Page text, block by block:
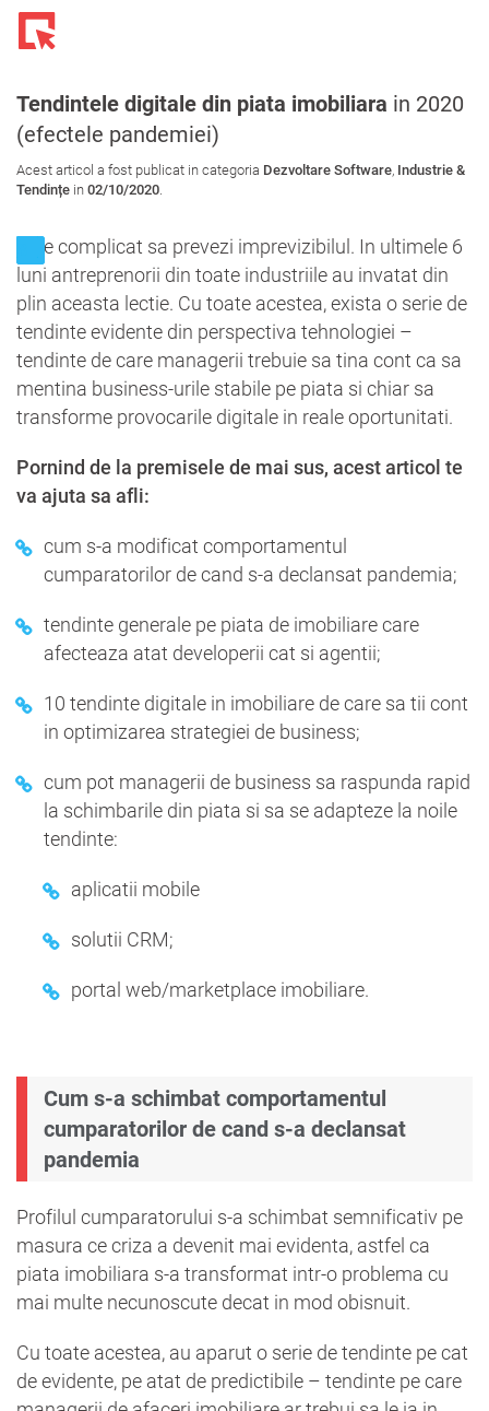
Tendintele digitale din piata imobiliara in 2020
(efectele pandemiei)
Acest articol a fost publicat in categoria Dezvoltare Software, Industrie &
Tendințe in 02/10/2020.
Este complicat sa prevezi imprevizibilul. In ultimele 6
luni antreprenorii din toate industriile au invatat din
plin aceasta lectie. Cu toate acestea, exista o serie de
tendinte evidente din perspectiva tehnologiei –
tendinte de care managerii trebuie sa tina cont ca sa
mentina business-urile stabile pe piata si chiar sa
transforme provocarile digitale in reale oportunitati.
Pornind de la premisele de mai sus, acest articol te
va ajuta sa afli:
cum s-a modificat comportamentul
cumparatorilor de cand s-a declansat pandemia;
tendinte generale pe piata de imobiliare care
afecteaza atat developerii cat si agentii;
10 tendinte digitale in imobiliare de care sa tii cont
in optimizarea strategiei de business;
cum pot managerii de business sa raspunda rapid
la schimbarile din piata si sa se adapteze la noile
tendinte:
aplicatii mobile
solutii CRM;
portal web/marketplace imobiliare.
Cum s-a schimbat comportamentul
cumparatorilor de cand s-a declansat
pandemia
Profilul cumparatorului s-a schimbat semnificativ pe
masura ce criza a devenit mai evidenta, astfel ca
piata imobiliara s-a transformat intr-o problema cu
mai multe necunoscute decat in mod obisnuit.
Cu toate acestea, au aparut o serie de tendinte pe cat
de evidente, pe atat de predictibile – tendinte pe care